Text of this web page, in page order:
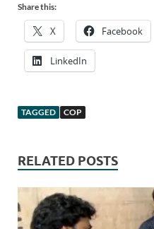
Share this:
X Facebook
LinkedIn
TAGGED COP
RELATED POSTS